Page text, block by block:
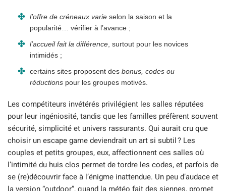
l’offre de créneaux varie selon la saison et la
popularité… vérifier à l’avance ;
l’accueil fait la différence, surtout pour les novices
intimidés ;
certains sites proposent des bonus, codes ou
réductions pour les groupes motivés.
Les compétiteurs invétérés privilégient les salles réputées
pour leur ingéniosité, tandis que les familles préfèrent souvent
sécurité, simplicité et univers rassurants. Qui aurait cru que
choisir un escape game deviendrait un art si subtil ? Les
couples et petits groupes, eux, affectionnent ces salles où
l’intimité du huis clos permet de tordre les codes, et parfois de
se (re)découvrir face à l’énigme inattendue. Un peu d’audace et